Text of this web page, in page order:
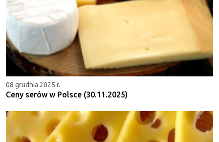
08 grudnia 2025 r.
Ceny serów w Polsce (30.11.2025)